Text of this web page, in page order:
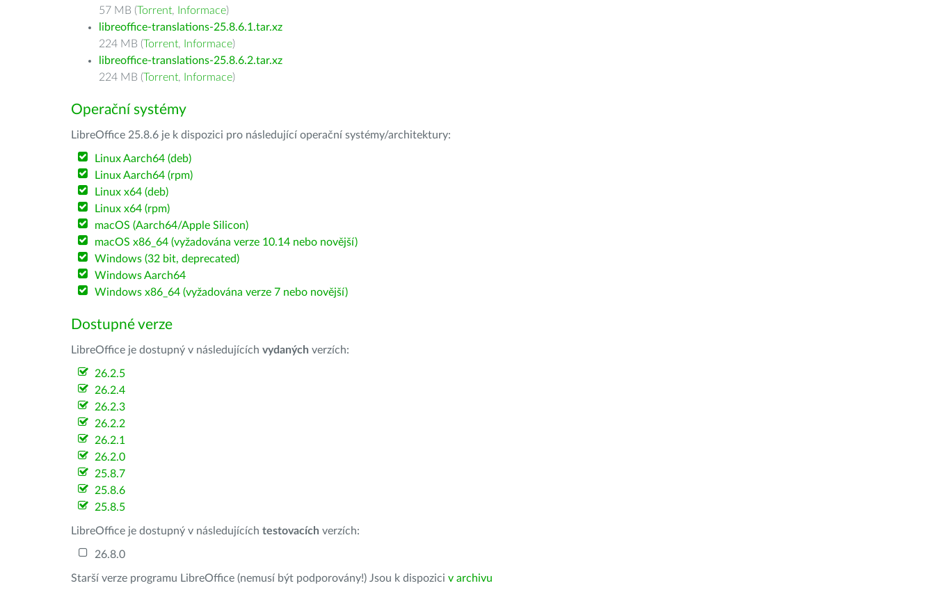
57 MB (Torrent, Informace)
libreoffice-translations-25.8.6.1.tar.xz
224 MB (Torrent, Informace)
libreoffice-translations-25.8.6.2.tar.xz
224 MB (Torrent, Informace)
Operační systémy
LibreOffice 25.8.6 je k dispozici pro následující operační systémy/architektury:
Linux Aarch64 (deb)
Linux Aarch64 (rpm)
Linux x64 (deb)
Linux x64 (rpm)
macOS (Aarch64/Apple Silicon)
macOS x86_64 (vyžadována verze 10.14 nebo novější)
Windows (32 bit, deprecated)
Windows Aarch64
Windows x86_64 (vyžadována verze 7 nebo novější)
Dostupné verze
LibreOffice je dostupný v následujících vydaných verzích:
26.2.5
26.2.4
26.2.3
26.2.2
26.2.1
26.2.0
25.8.7
25.8.6
25.8.5
LibreOffice je dostupný v následujících testovacích verzích:
26.8.0
Starší verze programu LibreOffice (nemusí být podporovány!) Jsou k dispozici v archivu